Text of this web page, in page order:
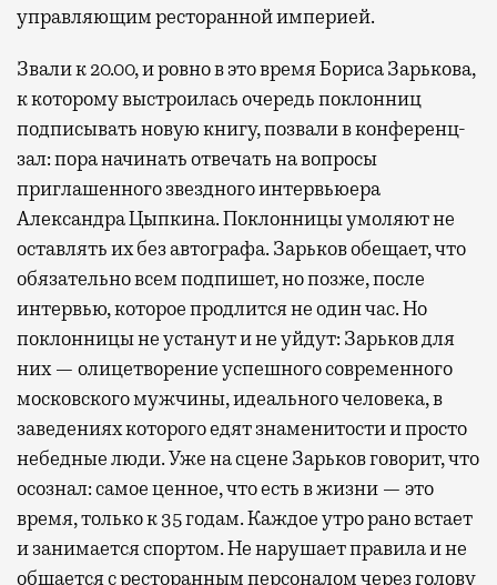
управляющим ресторанной империей.
Звали к 20.00, и ровно в это время Бориса Зарькова,
к которому выстроилась очередь поклонниц
подписывать новую книгу, позвали в конференц-
зал: пора начинать отвечать на вопросы
приглашенного звездного интервьюера
Александра Цыпкина. Поклонницы умоляют не
оставлять их без автографа. Зарьков обещает, что
обязательно всем подпишет, но позже, после
интервью, которое продлится не один час. Но
поклонницы не устанут и не уйдут: Зарьков для
них — олицетворение успешного современного
московского мужчины, идеального человека, в
заведениях которого едят знаменитости и просто
небедные люди. Уже на сцене Зарьков говорит, что
осознал: самое ценное, что есть в жизни — это
время, только к 35 годам. Каждое утро рано встает
и занимается спортом. Не нарушает правила и не
общается с ресторанным персоналом через голову